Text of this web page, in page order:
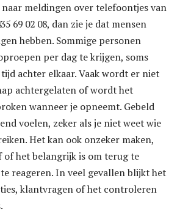
meldingen over telefoontjes van
69 02 08, dan zie je dat mensen
hebben. Sommige personen
per dag te krijgen, soms
achter elkaar. Vaak wordt er niet
achtergelaten of wordt het
wanneer je opneemt. Gebeld
voelen, zeker als je niet weet wie
Het kan ook onzeker maken,
of het belangrijk is om terug te
reageren. In veel gevallen blijkt het
klantvragen of het controleren